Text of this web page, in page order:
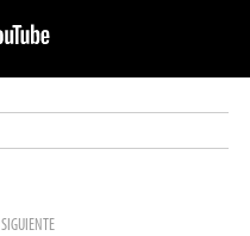
SIGUIENTE